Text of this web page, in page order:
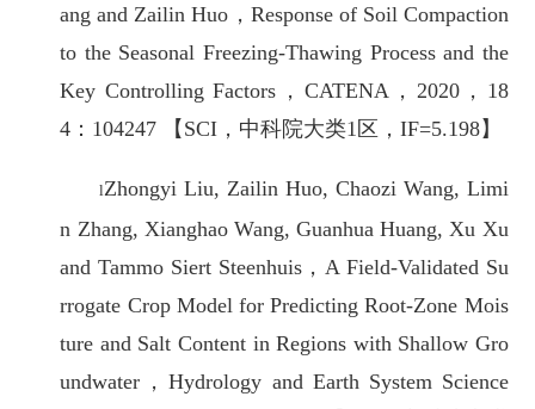
ang and Zailin Huo，Response of Soil Compaction
to the Seasonal Freezing-Thawing Process and the
Key Controlling Factors，CATENA，2020，18
4：104247 【SCI，中科院大类1区，IF=5.198】
lZhongyi Liu, Zailin Huo, Chaozi Wang, Limi
n Zhang, Xianghao Wang, Guanhua Huang, Xu Xu
and Tammo Siert Steenhuis，A Field-Validated Su
rrogate Crop Model for Predicting Root-Zone Mois
ture and Salt Content in Regions with Shallow Gro
undwater，Hydrology and Earth System Science